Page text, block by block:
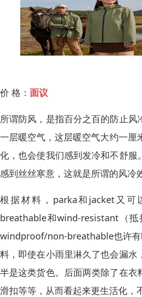
价 格： 面议
所谓防风，是指百分之百的防止
一层暖空气，这层暖空气大约一
化，也会使我们感到发冷和不舒
感到丝丝寒意，这就是所谓的风冷
根据材料，parka和jacket又
breathable和wind-resistant（
windproof/non-breathable也许
料，即使在小雨里淋久了也会漏
半是这类货色。后面两类除了在
滑扣等等，从而看起来更生活化，